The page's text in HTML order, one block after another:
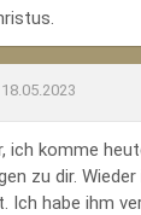
ich komme
zu dir.
Ich habe ihm